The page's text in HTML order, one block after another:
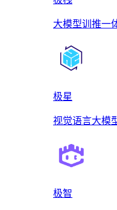
大模型训推一
极星
视觉语言大模
极智